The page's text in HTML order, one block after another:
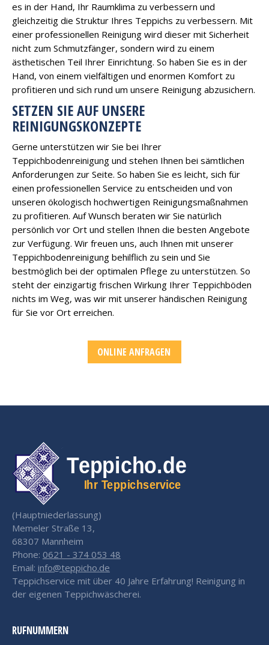
es in der Hand, Ihr Raumklima zu verbessern und
gleichzeitig die Struktur Ihres Teppichs zu verbessern. Mit
einer professionellen Reinigung wird dieser mit Sicherheit
nicht zum Schmutzfänger, sondern wird zu einem
ästhetischen Teil Ihrer Einrichtung. So haben Sie es in der
Hand, von einem vielfältigen und enormen Komfort zu
profitieren und sich rund um unsere Reinigung abzusichern.
SETZEN SIE AUF UNSERE
REINIGUNGSKONZEPTE
Gerne unterstützen wir Sie bei Ihrer
Teppichbodenreinigung und stehen Ihnen bei sämtlichen
Anforderungen zur Seite. So haben Sie es leicht, sich für
einen professionellen Service zu entscheiden und von
unseren ökologisch hochwertigen Reinigungsmaßnahmen
zu profitieren. Auf Wunsch beraten wir Sie natürlich
persönlich vor Ort und stellen Ihnen die besten Angebote
zur Verfügung. Wir freuen uns, auch Ihnen mit unserer
Teppichbodenreinigung behilflich zu sein und Sie
bestmöglich bei der optimalen Pflege zu unterstützen. So
steht der einzigartig frischen Wirkung Ihrer Teppichböden
nichts im Weg, was wir mit unserer händischen Reinigung
für Sie vor Ort erreichen.
ONLINE ANFRAGEN
(Hauptniederlassung)
Memeler Straße 13,
68307 Mannheim
Phone: 0621 - 374 053 48
Email: info@teppicho.de
Teppichservice mit über 40 Jahre Erfahrung! Reinigung in
der eigenen Teppichwäscherei.
RUFNUMMERN